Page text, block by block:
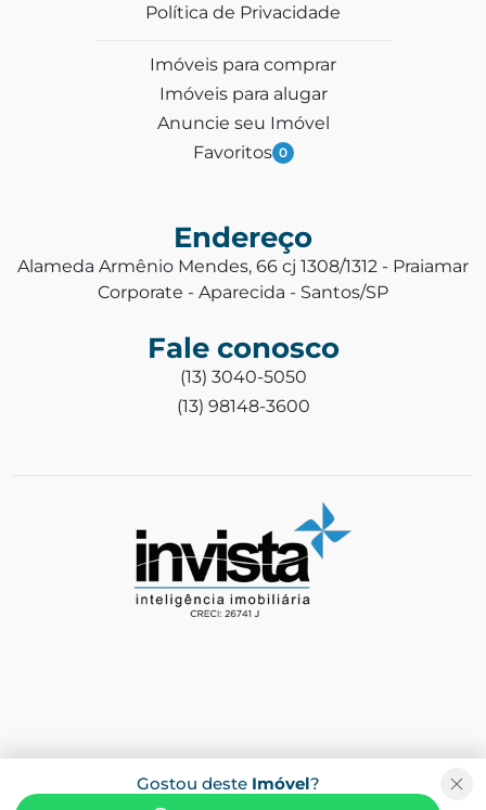
Gostou deste Imóvel?
Política de Privacidade
Imóveis para comprar
Imóveis para alugar
Anuncie seu Imóvel
Favoritos 0
Endereço
Alameda Armênio Mendes, 66 cj 1308/1312 - Praiamar
Corporate - Aparecida - Santos/SP
Fale conosco
(13) 3040-5050
(13) 98148-3600